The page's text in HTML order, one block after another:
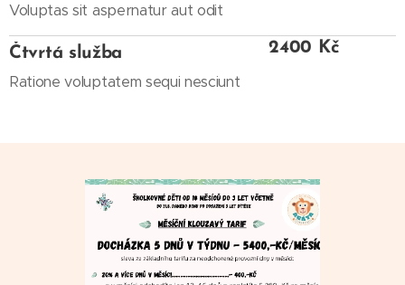
Voluptas sit aspernatur aut odit
Čtvrtá služba
Ratione voluptatem sequi nesciunt
2400 Kč